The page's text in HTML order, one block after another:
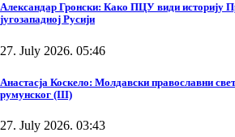
Александар Гронски: Како ПЦУ види историју
југозападној Русији
27. July 2026. 05:46
Анастасја Коскело: Молдавски православни
румунског (III)
27. July 2026. 03:43